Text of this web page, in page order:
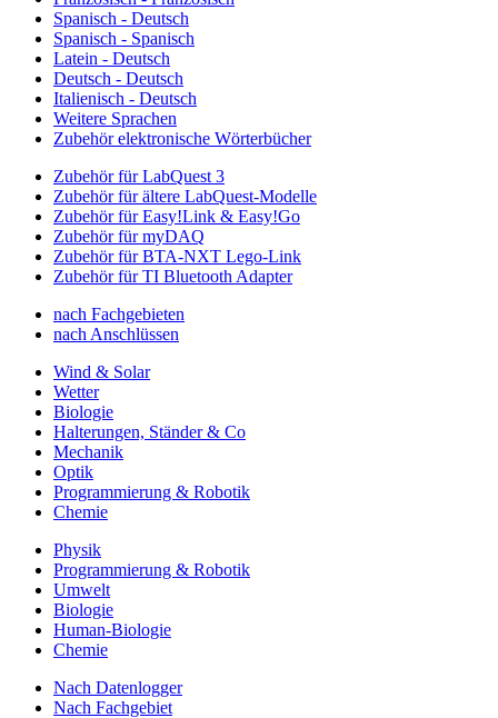
Spanisch - Deutsch
Spanisch - Spanisch
Latein - Deutsch
Deutsch - Deutsch
Italienisch - Deutsch
Weitere Sprachen
Zubehör elektronische Wörterbücher
Zubehör für LabQuest 3
Zubehör für ältere LabQuest-Modelle
Zubehör für Easy!Link & Easy!Go
Zubehör für myDAQ
Zubehör für BTA-NXT Lego-Link
Zubehör für TI Bluetooth Adapter
nach Fachgebieten
nach Anschlüssen
Wind & Solar
Wetter
Biologie
Halterungen, Ständer & Co
Mechanik
Optik
Programmierung & Robotik
Chemie
Physik
Programmierung & Robotik
Umwelt
Biologie
Human-Biologie
Chemie
Nach Datenlogger
Nach Fachgebiet